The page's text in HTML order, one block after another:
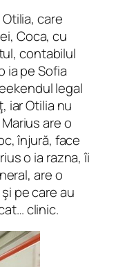
care
Coca, cu
contabilul
ia pe Sofia
legal
iar Otilia nu
are o
înjură, face
o ia razna, îi
are o
pe care au
clinic.